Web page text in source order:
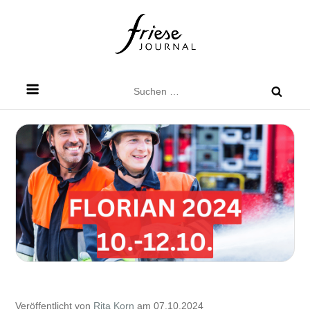
nach:
Veröffentlicht von Rita Korn am 07.10.2024